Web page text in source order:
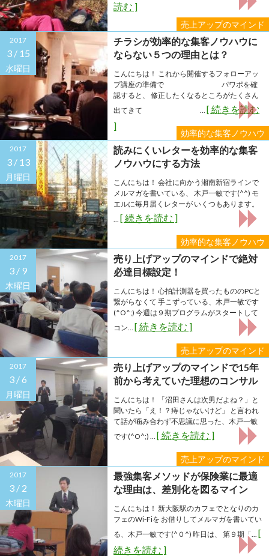
売上アップのマインド
読む ]
2017
3 / 15
水曜日
効率的な集客ノウハウ
チラシが効率的な集客ノウハウに
ならない５つの理由とは？
こんにちは！ これから開催するフォローアッ
プ講座の準備で パワポを確
認すると、 修正したくなるところがたくさん
出てきて ... [ 続きを読む
]
2017
3 / 13
月曜日
効率的な集客ノウハウ
読みにくいレターを効率的な集客
ノウハウにする方法
こんにちは！ 会社に向かう湘南新宿ラインで
メルマガを書いている、 木戸一敏です(^^) モ
エルに毎月届くレターが いくつもあります。
... [ 続きを読む ]
2017
3 / 9
木曜日
売上アップのマインド
売り上げアップのマインドで絶対
必達目標設定！
こんにちは！ 心拍計測器を買ったもののPCと
繋がらなくて 手こずっている、木戸一敏です
(^O^;) 今週は９期プログラムがスタートして
コン... [ 続きを読む ]
2017
3 /6
月曜日
売上アップのマインド
売り上げアップのマインドで15年
前から考えていた理想のコンサル
スタイルに近づきました！
こんにちは！ 「沼田さんは次男だよね？」と
聞いたら「え！？痔じゃないけど」 と言われ
て話が噛み合わず不思議に思った、木戸一敏
です(^O^;) ... [ 続きを読む ]
2017
3 / 2
木曜日
最強集客メソッドが保険業に最適
な理由は、差別化を図るマイン
こんにちは！ 新大阪駅のカフェでとなりのカ
フェのWi-Fiを お借りしてメルマガを書いてい
る、木戸一敏です(^０^) 昨日は、 第９期「... [
続きを読む ]